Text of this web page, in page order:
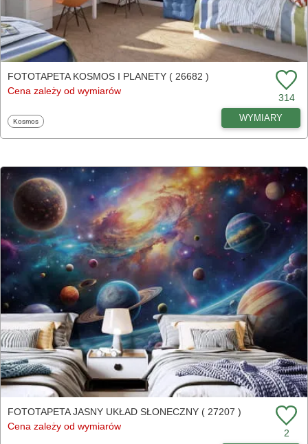
FOTOTAPETA KOSMOS I PLANETY ( 26682 )
Cena zależy od wymiarów
314
Fototapety
Kosmos WYMIARY
FOTOTAPETA JASNY UKŁAD SŁONECZNY ( 27207 )
Cena zależy od wymiarów
2